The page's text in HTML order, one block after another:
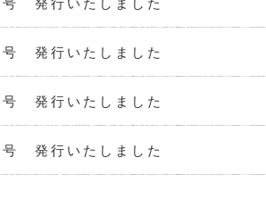
号 発行いたしました
号 発行いたしました
号 発行いたしました
号 発行いたしました